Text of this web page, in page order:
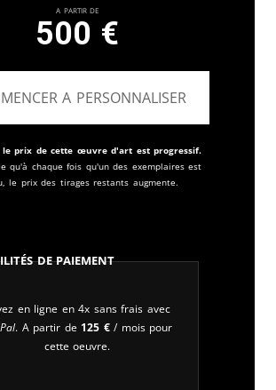
A partir de
500 €
A PERSONNALISER
prix de cette œuvre d'art est progressif.
qu'à chaque fois qu'un des exemplaires est
le prix des tirages restants augmente.
de paiement
en ligne en 4x sans frais avec
. A partir de 125 €/ mois pour
cette oeuvre.